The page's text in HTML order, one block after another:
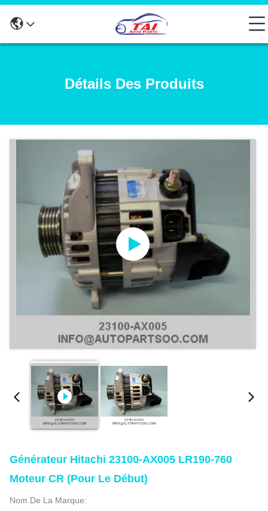
Détails Des Produits
Générateur Hitachi 23100-AX005 LR190-760
Moteur CR (pour Le Début)
Nom De La Marque: